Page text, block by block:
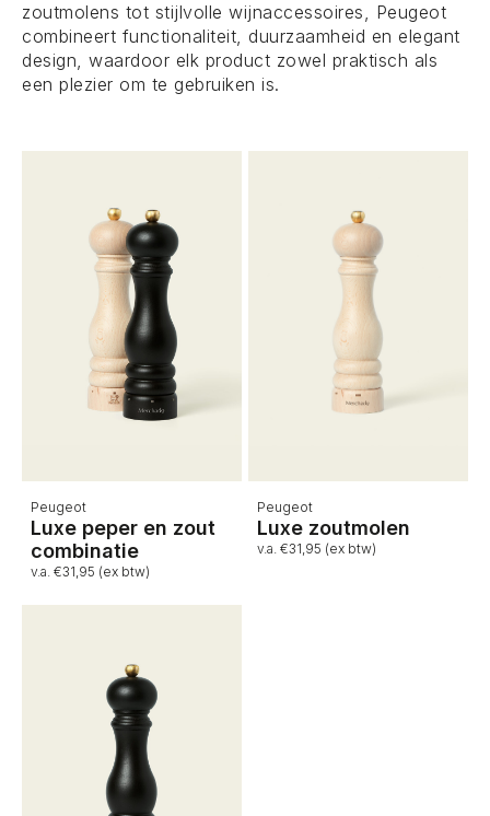
zoutmolens tot stijlvolle wijnaccessoires, Peugeot
combineert functionaliteit, duurzaamheid en elegant
design, waardoor elk product zowel praktisch als
een plezier om te gebruiken is.
Peugeot
Luxe peper en zout
combinatie
v.a. €31,95 (ex btw)
Peugeot
Luxe zoutmolen
v.a. €31,95 (ex btw)